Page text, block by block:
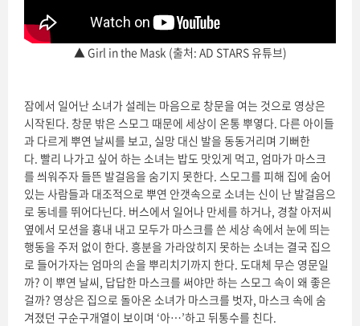
▲ Girl in the Mask (출처: AD STARS 유튜브)
잠에서 일어난 소녀가 설레는 마음으로 창문을 여는 것으로 영상은
시작된다. 창문 밖은 스모그 때문에 세상이 온통 뿌옇다. 다른 아이들
과 다르게 뿌연 날씨를 보고, 실망 대신 발을 동동거리며 기뻐한
다. 빨리 나가고 싶어 하는 소녀는 밥도 맛있게 먹고, 엄마가 마스크
를 씌워주자 들뜬 발걸음을 숨기지 못한다. 스모그를 피해 집에 숨어
있는 사람들과 대조적으로 뿌연 안갯속으로 소녀는 신이 난 발걸음으
로 동네를 뛰어다닌다. 버스에서 일어나 만세를 하거나, 경찰 아저씨
옆에서 모션을 흉내 내고 모두가 마스크를 쓴 세상 속에서 눈에 띄는
행동을 주저 없이 한다. 흥분을 가라앉히지 못하는 소녀는 결국 집으
로 들어가자는 엄마의 손을 뿌리치기까지 한다. 도대체 무슨 영문일
까? 이 뿌연 날씨, 답답한 마스크를 써야만 하는 스모그 속이 왜 좋은
걸까? 영상은 집으로 돌아온 소녀가 마스크를 벗자, 마스크 속에 숨
겨졌던 구순구개열이 보이며 ‘아…’하고 뒤통수를 친다.